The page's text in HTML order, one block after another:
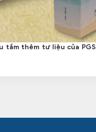
tầm thêm tư liệu của